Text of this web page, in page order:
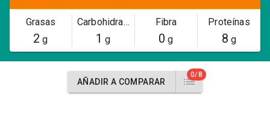
Grasas
2 g
Carbohidratos
1 g
Fibra
0 g
Proteínas
8 g
AÑADIR A COMPARAR
0/8